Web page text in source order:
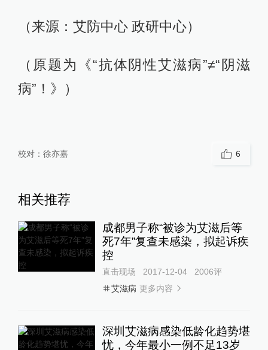
（来源：艾防中心 政研中心）
（原题为《“抗体阴性艾滋病”≠“阴滋
病”！》）
校对： 徐亦嘉 6
相关推荐
成都男子称“被诊为艾滋后等
死7年”复查未感染，拟起诉疾
控
直击现场 2017-12-04 2006评
艾滋病 更多内容
深圳艾滋病感染低龄化趋势堪
忧，今年最小一例不足13岁